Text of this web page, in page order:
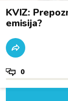
KVIZ:
emisija?
0